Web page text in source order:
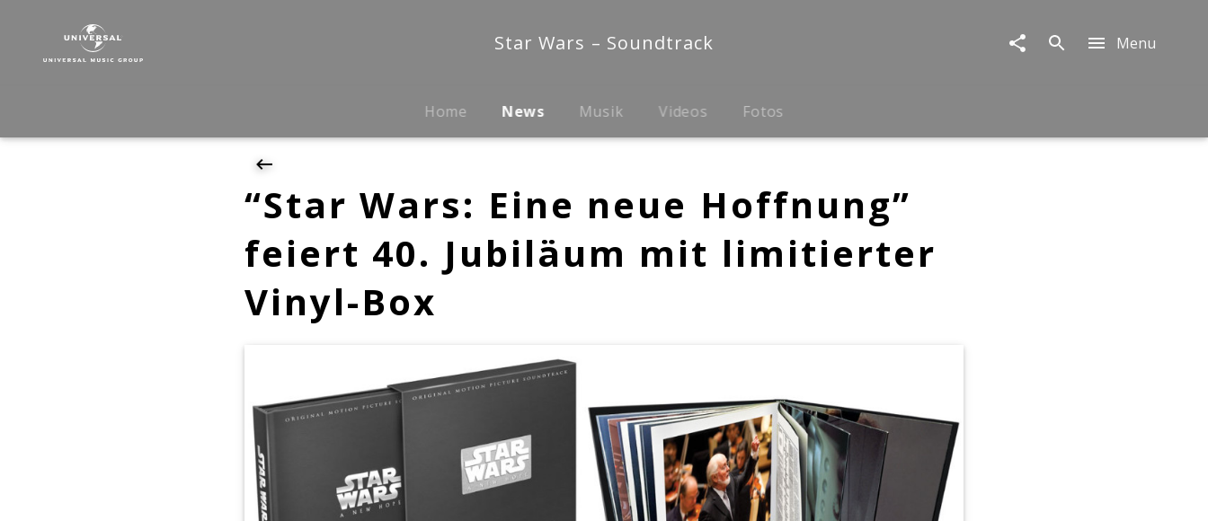
|
Star Wars – Soundtrack Menu
Home News Musik Videos Fotos
“Star Wars: Eine neue Hoffnung”
feiert 40. Jubiläum mit limitierter
Vinyl-Box